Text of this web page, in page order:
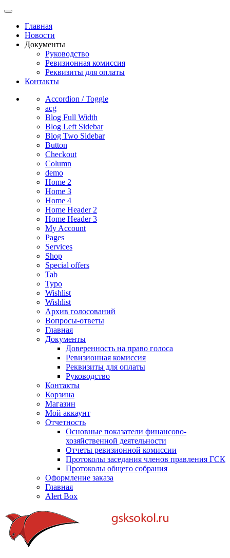
Главная
Новости
Документы
Руководство
Ревизионная комиссия
Реквизиты для оплаты
Контакты
Accordion / Toggle
acg
Blog Full Width
Blog Left Sidebar
Blog Two Sidebar
Button
Checkout
Column
demo
Home 2
Home 3
Home 4
Home Header 2
Home Header 3
My Account
Pages
Services
Shop
Special offers
Tab
Typo
Wishlist
Wishlist
Архив голосований
Вопросы-ответы
Главная
Документы
Доверенность на право голоса
Ревизионная комиссия
Реквизиты для оплаты
Руководство
Контакты
Корзина
Магазин
Мой аккаунт
Отчетность
Основные показатели финансово-
хозяйственной деятельности
Отчеты ревизионной комиссии
Протоколы заседания членов правления ГСК
Протоколы общего собрания
Оформление заказа
Главная
Alert Box